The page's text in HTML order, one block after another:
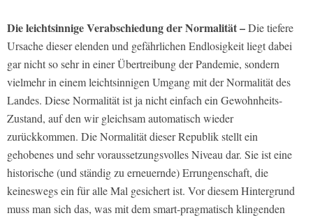
Die leichtsinnige Verabschiedung der Normalität –Die tiefere
Ursache dieser elenden und gefährlichen Endlosigkeit liegt dabei
gar nicht so sehr in einer Übertreibung der Pandemie, sondern
vielmehr in einem leichtsinnigen Umgang mit der Normalität des
Landes. Diese Normalität ist ja nicht einfach ein Gewohnheits-
Zustand, auf den wir gleichsam automatisch wieder
zurückkommen. Die Normalität dieser Republik stellt ein
gehobenes und sehr voraussetzungsvolles Niveau dar. Sie ist eine
historische (und ständig zu erneuernde) Errungenschaft, die
keineswegs ein für alle Mal gesichert ist. Vor diesem Hintergrund
muss man sich das, was mit dem smart-pragmatisch klingenden